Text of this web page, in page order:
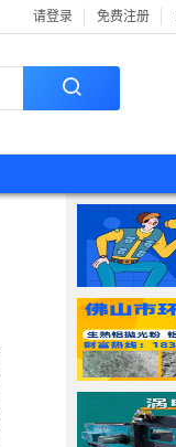
请登录 免费注册